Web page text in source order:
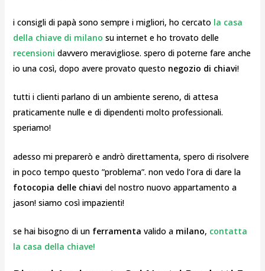
i consigli di papà sono sempre i migliori, ho cercato la casa
della chiave di milano su internet e ho trovato delle
recensioni davvero meravigliose. spero di poterne fare anche
io una così, dopo avere provato questo negozio di chiavi!
tutti i clienti parlano di un ambiente sereno, di attesa
praticamente nulle e di dipendenti molto professionali.
speriamo!
adesso mi preparerò e andrò direttamenta, spero di risolvere
in poco tempo questo ”problema”. non vedo l’ora di dare la
fotocopia delle chiavi del nostro nuovo appartamento a
jason! siamo così impazienti!
se hai bisogno di un ferramenta valido a milano, contatta
la casa della chiave!